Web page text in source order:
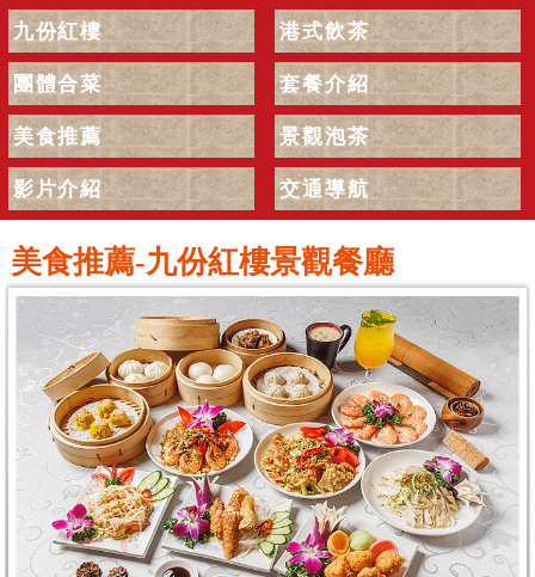
九份紅樓 港式飲茶
團體合菜 套餐介紹
美食推薦 景觀泡茶
影片介紹 交通導航
美食推薦-九份紅樓景觀餐廳